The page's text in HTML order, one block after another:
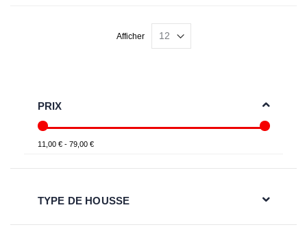
Afficher
PRIX
11,00 € - 79,00 €
TYPE DE HOUSSE